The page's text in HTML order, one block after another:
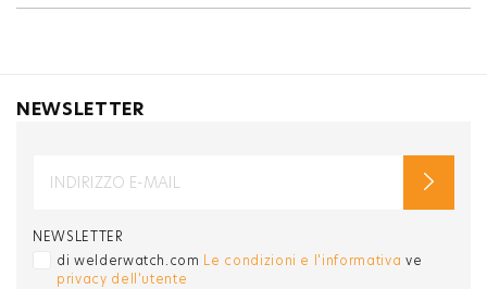
NEWSLETTER
NEWSLETTER
di welderwatch.com Le condizioni e l'informativa ve
privacy dell'utente